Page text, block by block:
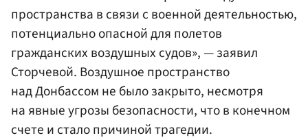
пространства в связи с военной деятельностью,
потенциально опасной для полетов
гражданских воздушных судов», — заявил
Сторчевой. Воздушное пространство
над Донбассом не было закрыто, несмотря
на явные угрозы безопасности, что в конечном
счете и стало причиной трагедии.